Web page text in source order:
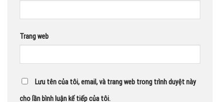
Trang web
Lưu tên của tôi, email, và trang web trong trình duyệt này
cho lần bình luận kế tiếp của tôi.